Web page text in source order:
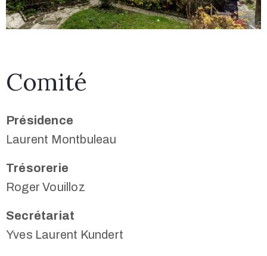
Comité
Présidence
Laurent Montbuleau
Trésorerie
Roger Vouilloz
Secrétariat
Yves Laurent Kundert